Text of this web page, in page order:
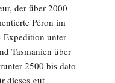
der über 2000
Péron im
Expedition unter
Tasmanien über
2500 bis dato
dieses gut